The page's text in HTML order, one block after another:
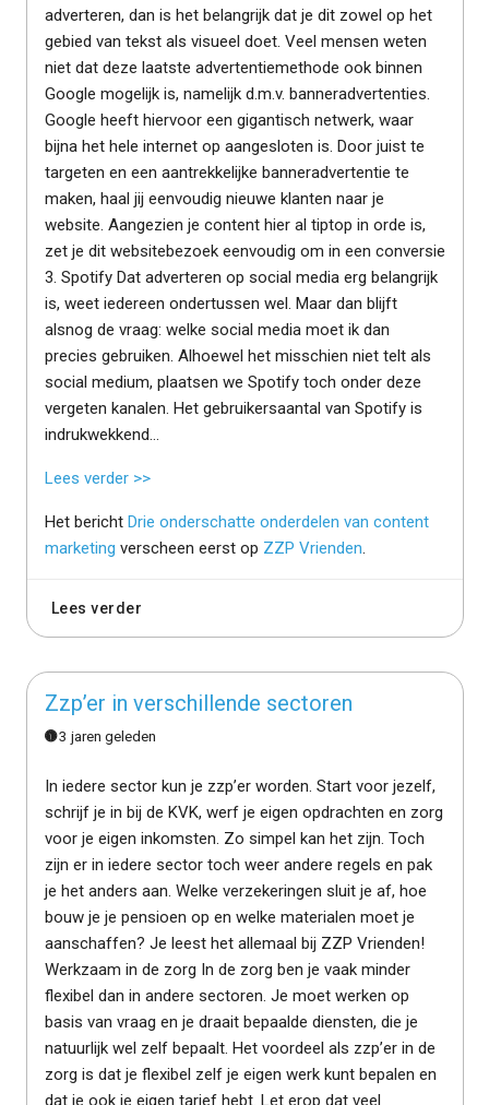
adverteren, dan is het belangrijk dat je dit zowel op het
gebied van tekst als visueel doet. Veel mensen weten
niet dat deze laatste advertentiemethode ook binnen
Google mogelijk is, namelijk d.m.v. banneradvertenties.
Google heeft hiervoor een gigantisch netwerk, waar
bijna het hele internet op aangesloten is. Door juist te
targeten en een aantrekkelijke banneradvertentie te
maken, haal jij eenvoudig nieuwe klanten naar je
website. Aangezien je content hier al tiptop in orde is,
zet je dit websitebezoek eenvoudig om in een conversie
3. Spotify Dat adverteren op social media erg belangrijk
is, weet iedereen ondertussen wel. Maar dan blijft
alsnog de vraag: welke social media moet ik dan
precies gebruiken. Alhoewel het misschien niet telt als
social medium, plaatsen we Spotify toch onder deze
vergeten kanalen. Het gebruikersaantal van Spotify is
indrukwekkend...
Lees verder >>
Het bericht Drie onderschatte onderdelen van content
marketing verscheen eerst op ZZP Vrienden
Lees verder
Zzp’er in verschillende sectoren
3 jaren geleden
In iedere sector kun je zzp’er worden. Start voor jezelf,
schrijf je in bij de KVK, werf je eigen opdrachten en zorg
voor je eigen inkomsten. Zo simpel kan het zijn. Toch
zijn er in iedere sector toch weer andere regels en pak
je het anders aan. Welke verzekeringen sluit je af, hoe
bouw je je pensioen op en welke materialen moet je
aanschaffen? Je leest het allemaal bij ZZP Vrienden!
Werkzaam in de zorg In de zorg ben je vaak minder
flexibel dan in andere sectoren. Je moet werken op
basis van vraag en je draait bepaalde diensten, die je
natuurlijk wel zelf bepaalt. Het voordeel als zzp’er in de
zorg is dat je flexibel zelf je eigen werk kunt bepalen en
dat je ook je eigen tarief hebt. Let erop dat veel